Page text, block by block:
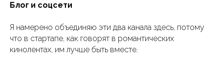
Блог и соцсети
Я намерено объединяю эти два канала здесь, потому
что в стартапе, как говорят в романтических
кинолентах, им лучше быть вместе.